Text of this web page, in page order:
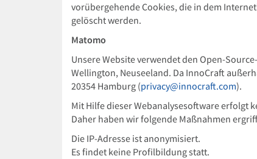
vorübergehende Cookies, die in dem
gelöscht werden.
Matomo
Unsere Website verwendet den Open-
Wellington, Neuseeland. Da InnoCraft
20354 Hamburg (privacy@innocraft.com).
Mit Hilfe dieser Webanalysesoftware erfolgt
Daher haben wir folgende Maßnahmen
Die IP-Adresse ist anonymisiert.
Es findet keine Profilbildung statt.